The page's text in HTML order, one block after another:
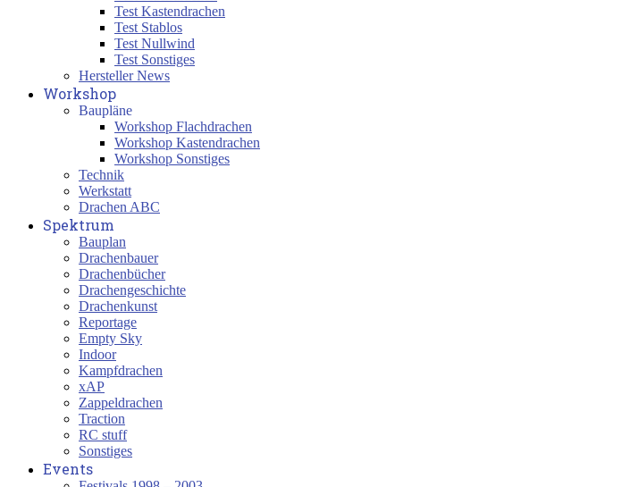
Test Kastendrachen
Test Stablos
Test Nullwind
Test Sonstiges
Hersteller News
Workshop
Baupläne
Workshop Flachdrachen
Workshop Kastendrachen
Workshop Sonstiges
Technik
Werkstatt
Drachen ABC
Spektrum
Bauplan
Drachenbauer
Drachenbücher
Drachengeschichte
Drachenkunst
Reportage
Empty Sky
Indoor
Kampfdrachen
xAP
Zappeldrachen
Traction
RC stuff
Sonstiges
Events